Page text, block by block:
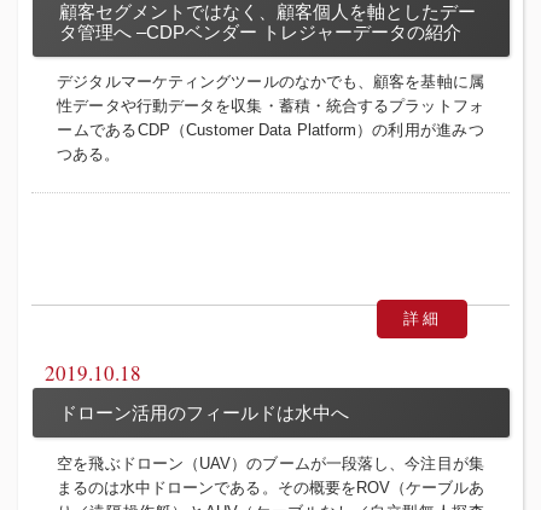
顧客セグメントではなく、顧客個人を軸としたデー
タ管理へ –CDPベンダー トレジャーデータの紹介
デジタルマーケティングツールのなかでも、顧客を基軸に属
性データや行動データを収集・蓄積・統合するプラットフォ
ームであるCDP（Customer Data Platform）の利用が進みつ
つある。
詳細
2019.10.18
ドローン活用のフィールドは水中へ
空を飛ぶドローン（UAV）のブームが一段落し、今注目が集
まるのは水中ドローンである。その概要をROV（ケーブルあ